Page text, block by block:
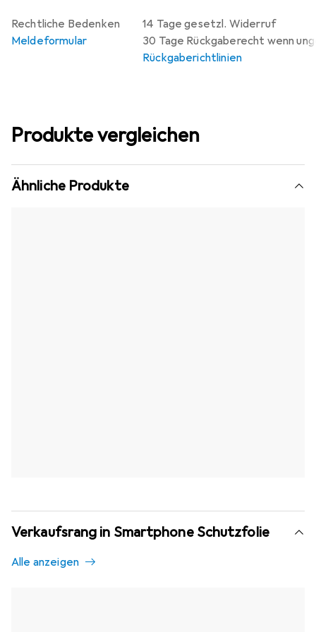
14 Tage gesetzl. Widerruf
30 Tage Rückgaberecht wenn
Rückgaberichtlinien
Rechtliche Bedenken
Meldeformular
Produkte vergleichen
Ähnliche Produkte
Verkaufsrang in Smartphone Schutzfolie
Alle anzeigen